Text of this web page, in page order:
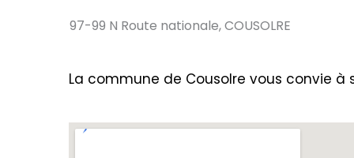
97-99 N Route nationale, COUSOLRE
La commune de Cousolre vous convie à